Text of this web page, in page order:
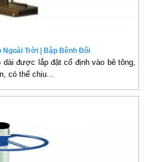
Ngoài Trời | Bập Bênh Đôi
dài được lắp đặt cố định vào bê tông,
có thể chịu...